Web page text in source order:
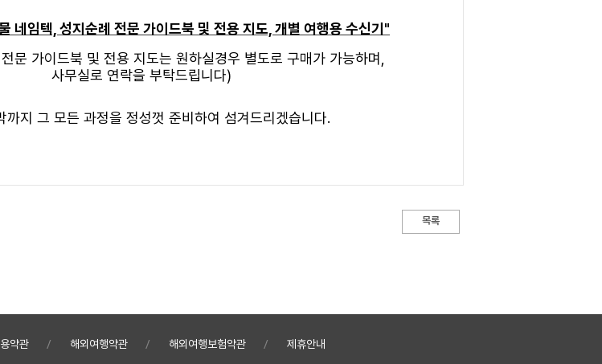
네임텍, 성지순례 전문 가이드북 및 전용 지도, 개별 여행용 수신기"
문 가이드북 및 전용 지도는 원하실경우 별도로 구매가 가능하며,
사무실로 연락을 부탁드립니다)
지 그 모든 과정을 정성껏 준비하여 섬겨드리겠습니다.
목록
약관 해외여행약관 해외여행보험약관 제휴안내